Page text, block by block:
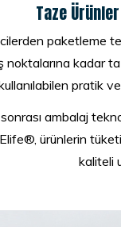
Taze
paketleme
noktalarına kadar
pratik
ambalaj
ürünlerin
kaliteli